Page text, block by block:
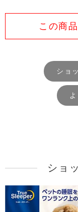
この商
ショ
ショ